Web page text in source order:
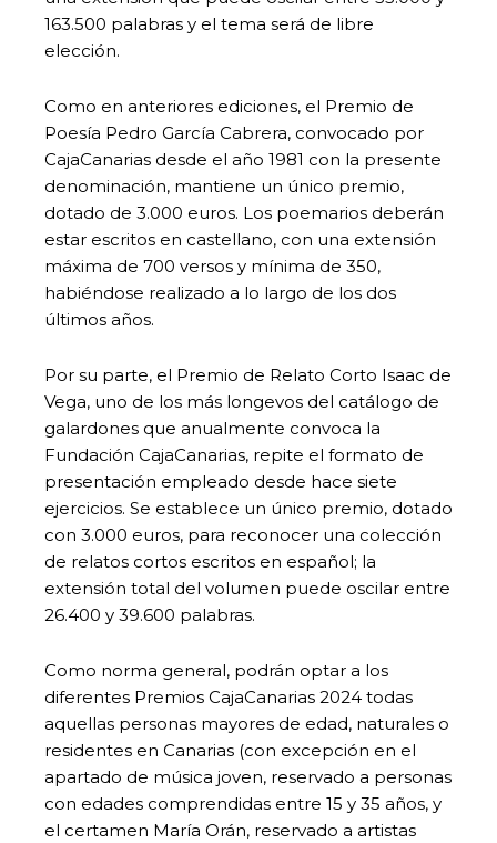
163.500 palabras y el tema será de libre
elección.
Como en anteriores ediciones, el Premio de
Poesía Pedro García Cabrera, convocado por
CajaCanarias desde el año 1981 con la presente
denominación, mantiene un único premio,
dotado de 3.000 euros. Los poemarios deberán
estar escritos en castellano, con una extensión
máxima de 700 versos y mínima de 350,
habiéndose realizado a lo largo de los dos
últimos años.
Por su parte, el Premio de Relato Corto Isaac de
Vega, uno de los más longevos del catálogo de
galardones que anualmente convoca la
Fundación CajaCanarias, repite el formato de
presentación empleado desde hace siete
ejercicios. Se establece un único premio, dotado
con 3.000 euros, para reconocer una colección
de relatos cortos escritos en español; la
extensión total del volumen puede oscilar entre
26.400 y 39.600 palabras.
Como norma general, podrán optar a los
diferentes Premios CajaCanarias 2024 todas
aquellas personas mayores de edad, naturales o
residentes en Canarias (con excepción en el
apartado de música joven, reservado a personas
con edades comprendidas entre 15 y 35 años, y
el certamen María Orán, reservado a artistas